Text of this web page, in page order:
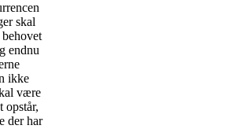
skal
endnu
ikke
være
opstår,
der har